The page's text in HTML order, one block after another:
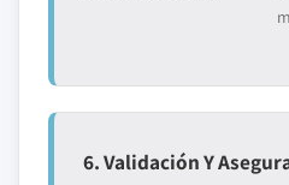
6. Validación Y